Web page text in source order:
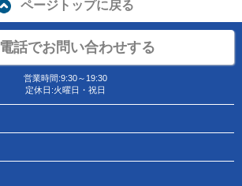
ページトップに戻る
電話でお問い合わせする
営業時間:9:30～19:30
定休日:火曜日・祝日